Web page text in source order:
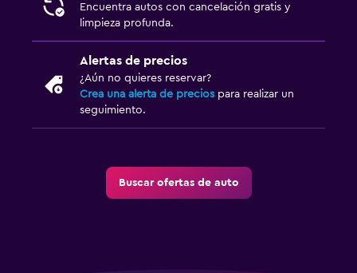
Encuentra autos con cancelación gratis y
limpieza profunda.
Alertas de precios
¿Aún no quieres reservar?
Crea una alerta de precios para realizar un
seguimiento.
Buscar ofertas de auto